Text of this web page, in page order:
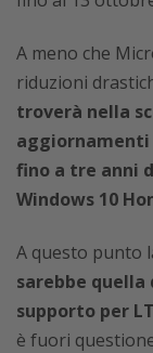
A meno che
riduzioni
troverà nella
aggiornamenti
fino a tre anni
Windows 10
A questo punto
sarebbe
supporto per
è fuori